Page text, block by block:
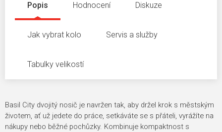
Popis Hodnocení Diskuze
Jak vybrat kolo Servis a služby
Tabulky velikostí
Basil City dvojitý nosič je navržen tak, aby držel krok s městským
životem, ať už jedete do práce, setkáváte se s přáteli, vyrážíte na
nákupy nebo běžné pochůzky. Kombinuje kompaktnost s